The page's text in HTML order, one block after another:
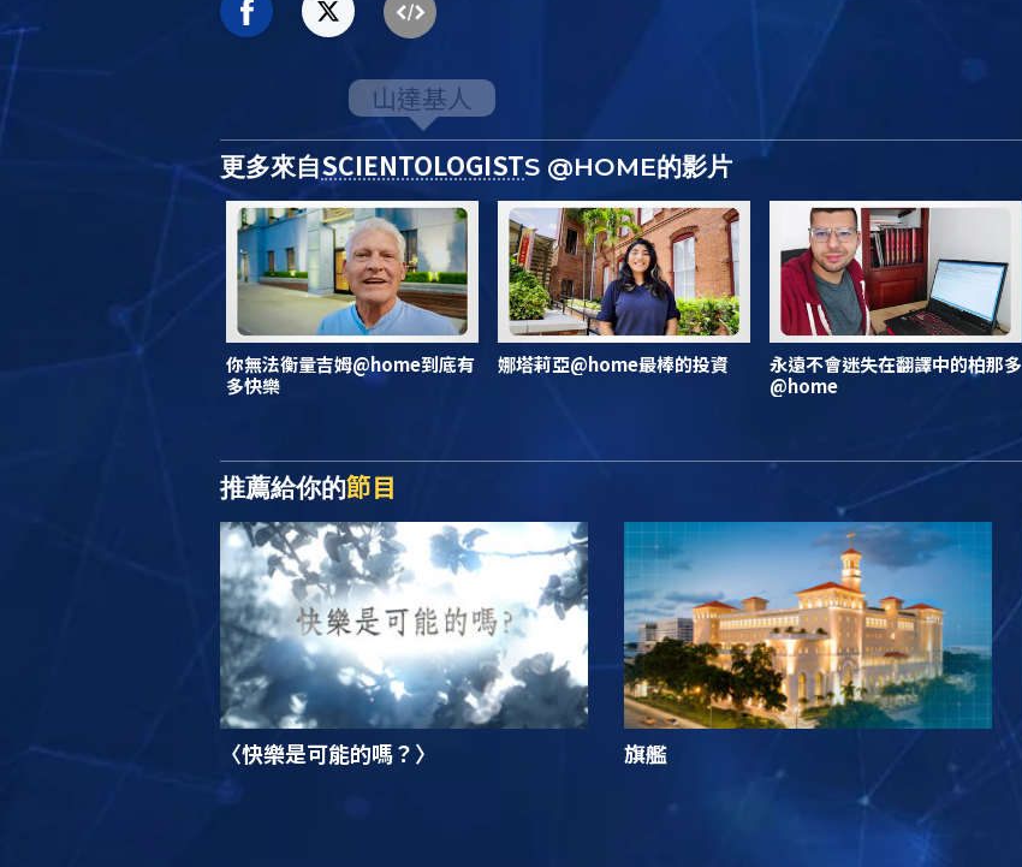
更多來自SCIENTOLOGISTS @HOME的影片
你無法衡量吉姆@home到底有
多快樂
娜塔莉亞@home最棒的投資
永遠不會迷失在翻譯中的柏那多
@home
推薦給你的節目
〈快樂是可能的嗎？〉 旗艦